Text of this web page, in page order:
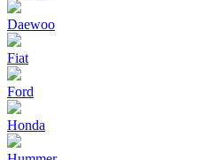
Daewoo
Fiat
Ford
Honda